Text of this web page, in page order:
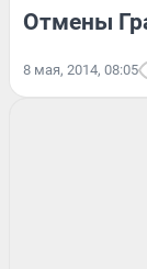
Отмены
8 мая, 2014, 08:05